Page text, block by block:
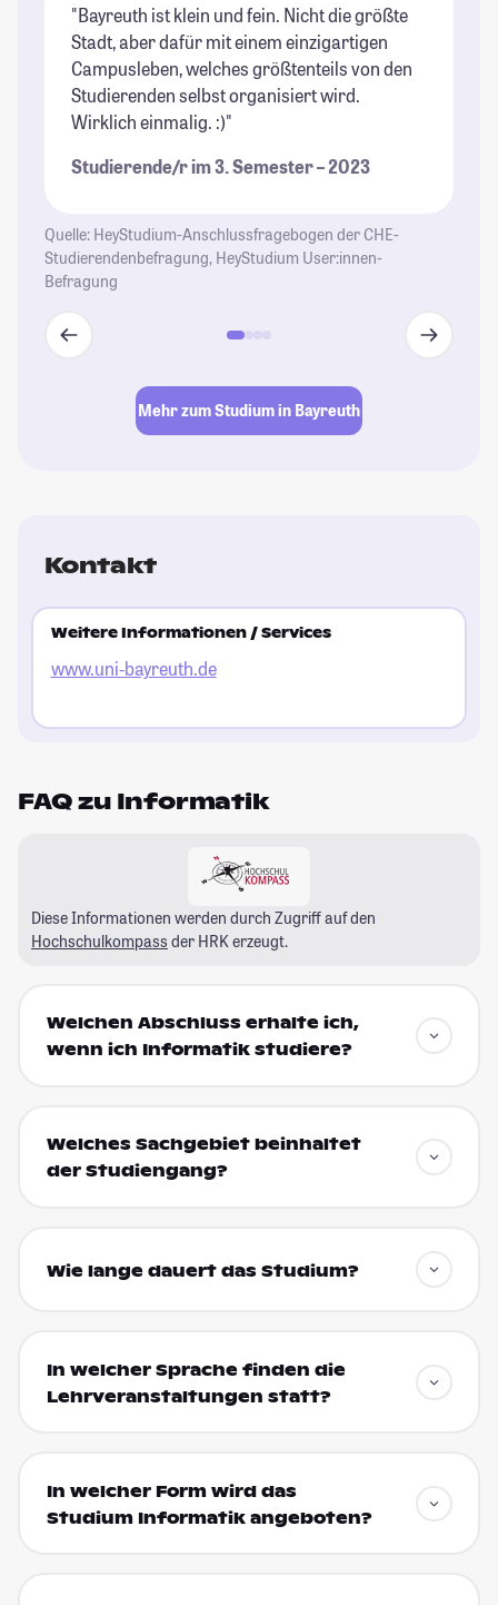
"Bayreuth ist klein und fein. Nicht die größte
Stadt, aber dafür mit einem einzigartigen
Campusleben, welches größtenteils von den
Studierenden selbst organisiert wird.
Wirklich einmalig. :)"
Studierende/r im 3. Semester – 2023
Quelle: HeyStudium-Anschlussfragebogen der CHE-
Studierendenbefragung, HeyStudium User:innen-
Befragung
Mehr zum Studium in Bayreuth
Kontakt
Weitere Informationen / Services
www.uni-bayreuth.de
FAQ zu Informatik
Diese Informationen werden durch Zugriff auf den
Hochschulkompass der HRK erzeugt.
Welchen Abschluss erhalte ich,
wenn ich Informatik studiere?
Welches Sachgebiet beinhaltet
der Studiengang?
Wie lange dauert das Studium?
In welcher Sprache finden die
Lehrveranstaltungen statt?
In welcher Form wird das
Studium Informatik angeboten?